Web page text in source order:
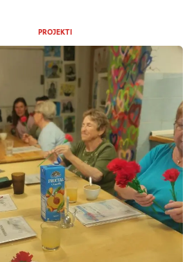
PROJEKTI
koli spletno mesto, mesto
informacije iz vašega
v obliki piškotkov. Te
navezujejo na vas, vaše
ali pa skrbijo, da vaše
v skladu z vašimi
običajno ne razkrivajo
vendar vam lahko
spletno uporabniško